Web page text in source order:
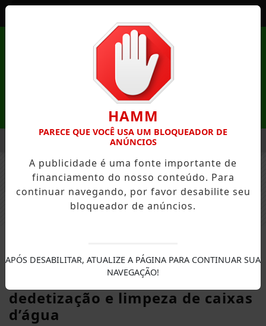
DE MANDAGUAÇU ESTÁ COM INSCRIÇÕES ABERTAS
EM ALTA
FECHAR
Prefeitura de Mandaguari
orienta estabelecimentos sobre
dedetização e limpeza de caixas
d’água
HAMM
PARECE QUE VOCÊ USA UM BLOQUEADOR DE
ANÚNCIOS
A publicidade é uma fonte importante de
financiamento do nosso conteúdo. Para
continuar navegando, por favor desabilite seu
bloqueador de anúncios.
APÓS DESABILITAR, ATUALIZE A PÁGINA PARA CONTINUAR SUA
NAVEGAÇÃO!